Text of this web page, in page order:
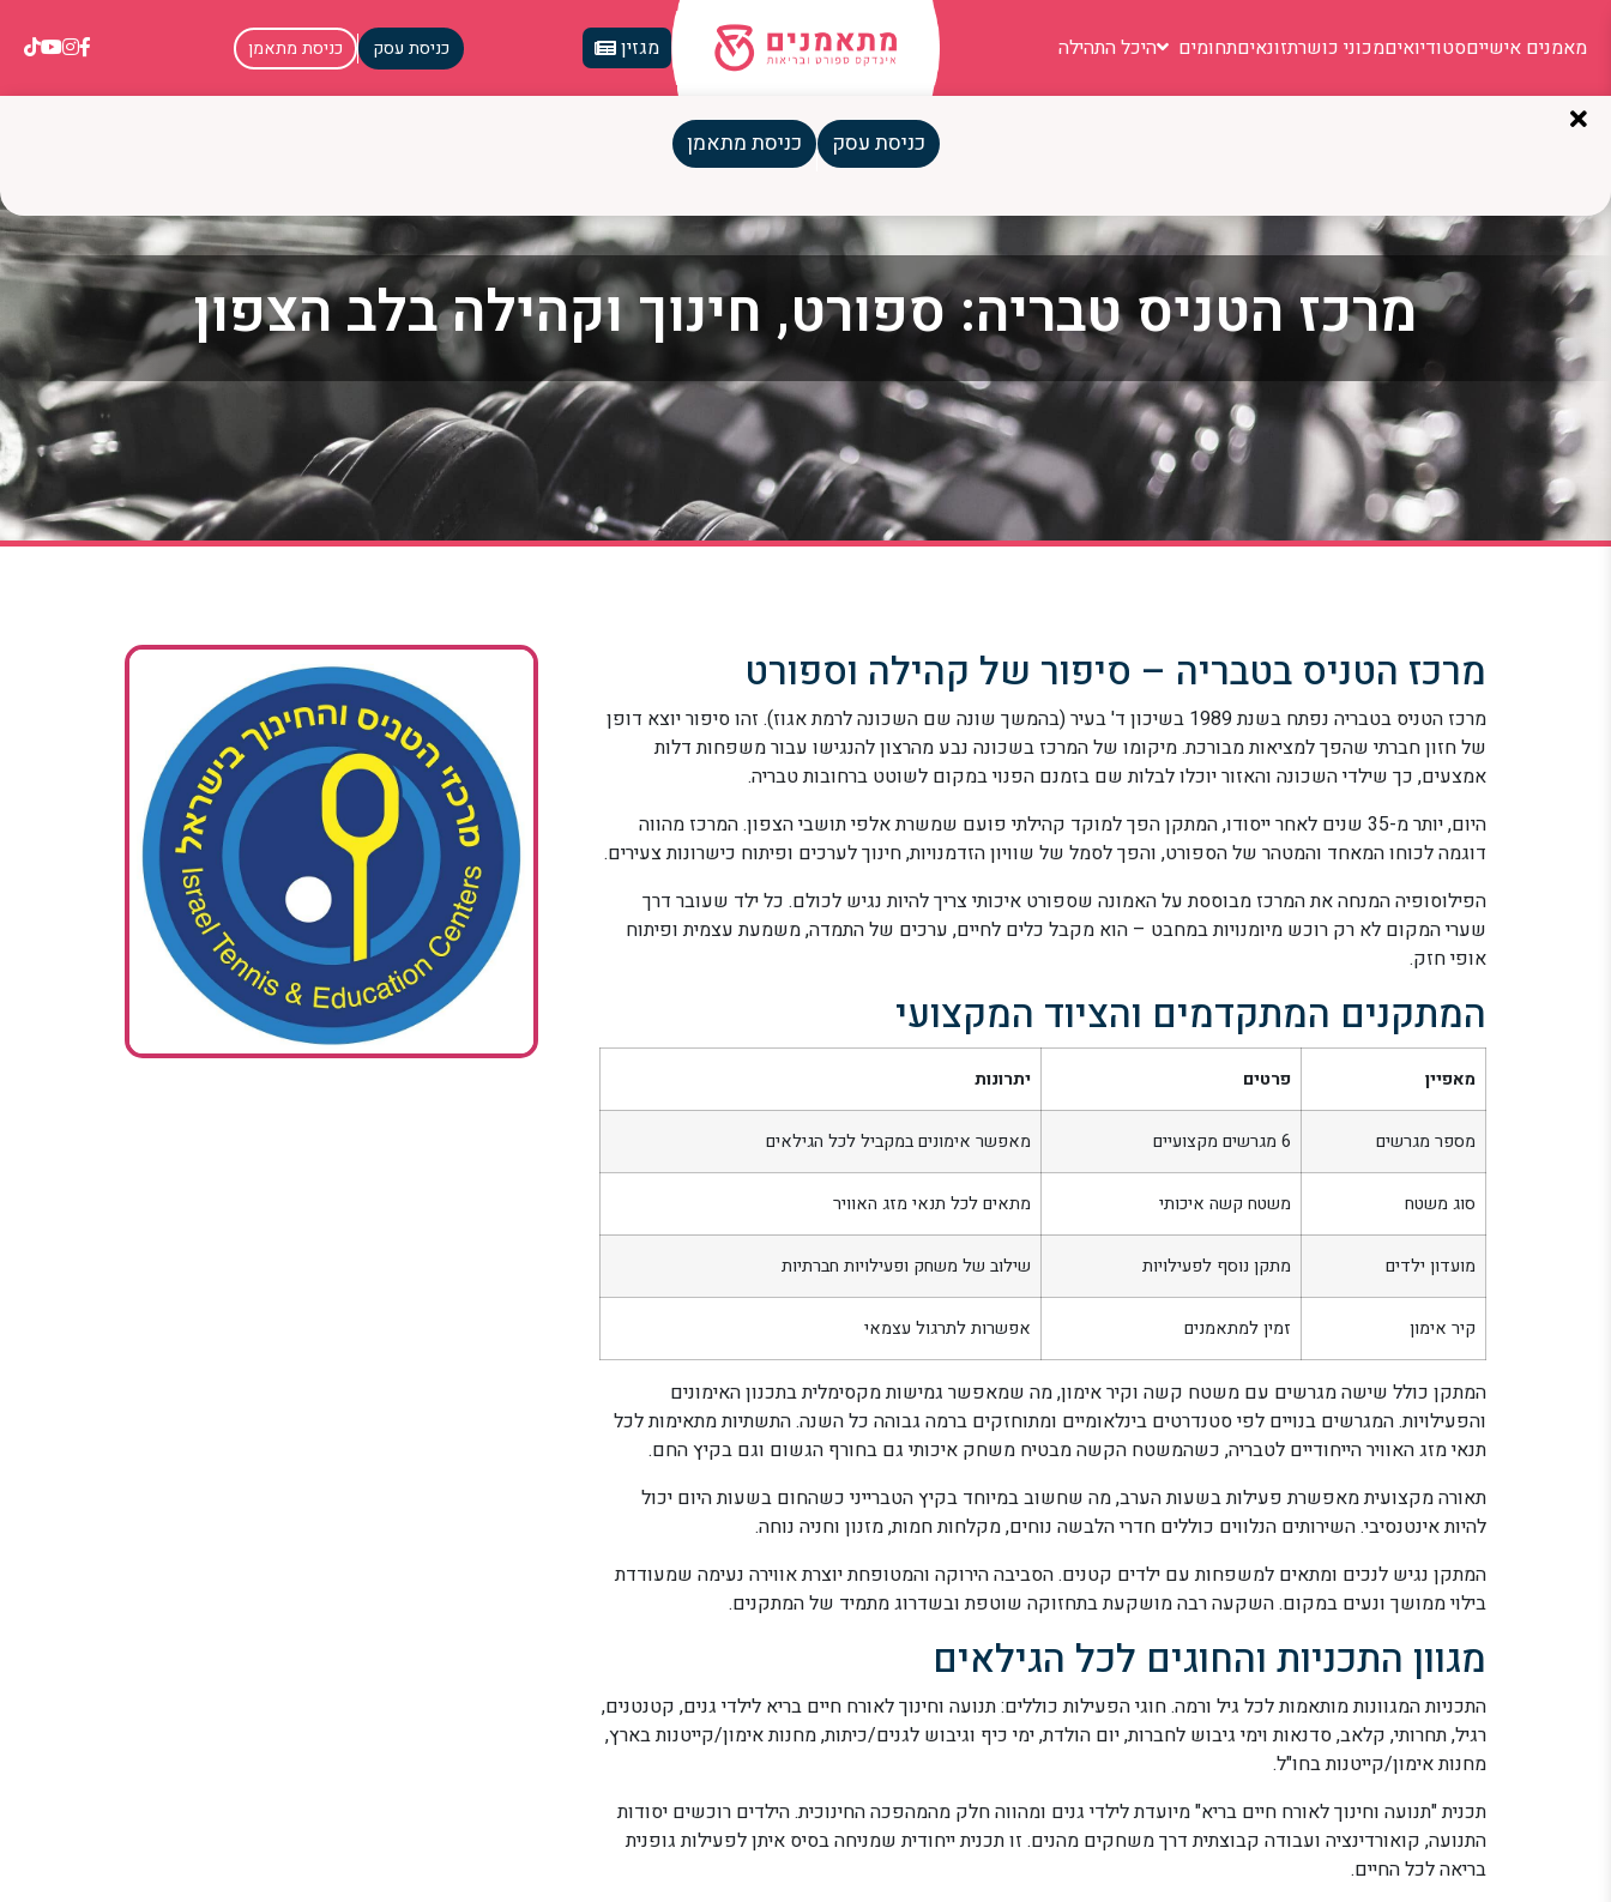
מאמנים אישייםסטודיואיםמכוני כושרתזונאיםתחומים היכל התהילה מגזין כניסת עסק כניסת מתאמן
כניסת עסק כניסת מתאמן
מרכז הטניס טבריה: ספורט, חינוך וקהילה בלב הצפון
מרכז הטניס בטבריה – סיפור של קהילה וספורט
מרכז הטניס בטבריה נפתח בשנת 1989 בשיכון ד' בעיר (בהמשך שונה שם השכונה לרמת אגוז). זהו סיפור יוצא דופן
של חזון חברתי שהפך למציאות מבורכת. מיקומו של המרכז בשכונה נבע מהרצון להנגישו עבור משפחות דלות
אמצעים, כך שילדי השכונה והאזור יוכלו לבלות שם בזמנם הפנוי במקום לשוטט ברחובותטבריה.
היום, יותר מ-35 שנים לאחר ייסודו, המתקן הפך למוקד קהילתי פועם שמשרת אלפי תושבי הצפון. המרכז מהווה
דוגמה לכוחו המאחד והמטהר של הספורט, והפך לסמל של שוויון הזדמנויות, חינוך לערכים ופיתוח כישרונות צעירים.
הפילוסופיה המנחה את המרכז מבוססת על האמונה שספורט איכותי צריך להיות נגיש לכולם. כל ילד שעובר דרך
שערי המקום לא רק רוכש מיומנויות במחבט – הוא מקבל כלים לחיים, ערכים של התמדה, משמעת עצמית ופיתוח
אופי חזק.
המתקנים המתקדמים והציוד המקצועי
מאפיין פרטים יתרונות
מספר מגרשים 6 מגרשים מקצועיים מאפשר אימונים במקביל לכל הגילאים
סוג משטח משטח קשה איכותי מתאים לכל תנאי מזג האוויר
מועדון ילדים מתקן נוסף לפעילויות שילוב של משחק ופעילויות חברתיות
קיר אימון זמין למתאמנים אפשרות לתרגול עצמאי
המתקן כולל שישה מגרשים עם משטח קשה וקיר אימון, מה שמאפשר גמישות מקסימלית בתכנון האימונים
והפעילויות. המגרשים בנויים לפי סטנדרטים בינלאומיים ומתוחזקים ברמה גבוהה כל השנה. התשתיות מתאימות לכל
תנאי מזג האוויר הייחודיים לטבריה, כשהמשטח הקשה מבטיח משחק איכותי גם בחורף הגשום וגם בקיץ החם.
תאורה מקצועית מאפשרת פעילות בשעות הערב, מה שחשוב במיוחד בקיץ הטברייני כשהחום בשעות היום יכול
להיות אינטנסיבי. השירותים הנלווים כוללים חדרי הלבשה נוחים, מקלחות חמות, מזנון וחניה נוחה.
המתקן נגיש לנכים ומתאים למשפחות עם ילדים קטנים. הסביבה הירוקה והמטופחת יוצרת אווירה נעימה שמעודדת
בילוי ממושך ונעים במקום. השקעה רבה מושקעת בתחזוקה שוטפת ובשדרוג מתמיד של המתקנים.
מגוון התכניות והחוגים לכל הגילאים
התכניות המגוונות מותאמות לכל גיל ורמה. חוגי הפעילות כוללים: תנועה וחינוך לאורח חיים בריא לילדי גנים, קטנטנים,
רגיל, תחרותי, קלאב, סדנאות וימי גיבוש לחברות, יום הולדת, ימי כיף וגיבוש לגנים/כיתות, מחנות אימון/קייטנות בארץ,
מחנות אימון/קייטנות בחו"ל.
תכנית "תנועה וחינוך לאורח חיים בריא" מיועדת לילדי גנים ומהווה חלק מהמהפכה החינוכית. הילדים רוכשים יסודות
התנועה, קואורדינציה ועבודה קבוצתית דרך משחקים מהנים. זו תכנית ייחודית שמניחה בסיס איתן לפעילות גופנית
בריאה לכל החיים.